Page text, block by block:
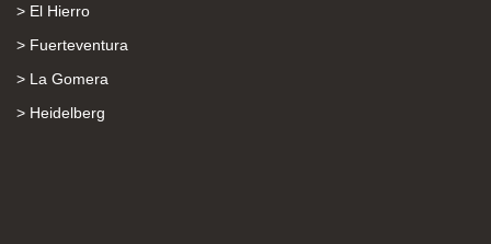
> El Hierro
> Fuerteventura
> La Gomera
> Heidelberg